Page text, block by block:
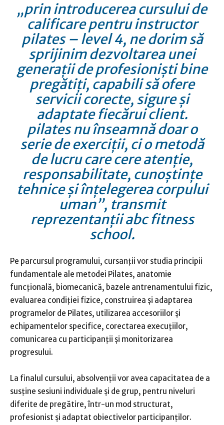
„prin introducerea cursului de
calificare pentru instructor
pilates – level 4, ne dorim să
sprijinim dezvoltarea unei
generații de profesioniști bine
pregătiți, capabili să ofere
servicii corecte, sigure și
adaptate fiecărui client.
pilates nu înseamnă doar o
serie de exerciții, ci o metodă
de lucru care cere atenție,
responsabilitate, cunoștințe
tehnice și înțelegerea corpului
uman”, transmit
reprezentanții abc fitness
school.
Pe parcursul programului, cursanții vor studia principii
fundamentale ale metodei Pilates, anatomie
funcțională, biomecanică, bazele antrenamentului fizic,
evaluarea condiției fizice, construirea și adaptarea
programelor de Pilates, utilizarea accesoriilor și
echipamentelor specifice, corectarea execuțiilor,
comunicarea cu participanții și monitorizarea
progresului.
La finalul cursului, absolvenții vor avea capacitatea de a
susține sesiuni individuale și de grup, pentru niveluri
diferite de pregătire, într-un mod structurat,
profesionist și adaptat obiectivelor participanților.